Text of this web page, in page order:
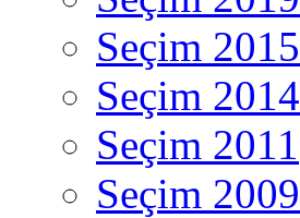
Seçim 2015
Seçim 2014
Seçim 2011
Seçim 2009